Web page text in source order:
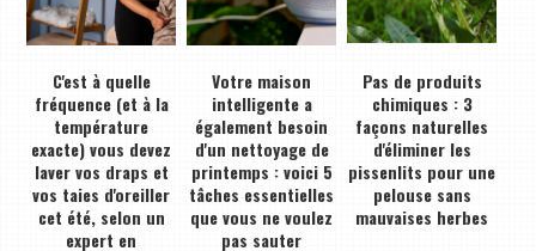
C'est à quelle
fréquence (et à la
température
exacte) vous devez
laver vos draps et
vos taies d'oreiller
cet été, selon un
expert en
Votre maison
intelligente a
également besoin
d'un nettoyage de
printemps : voici 5
tâches essentielles
que vous ne voulez
pas sauter
Pas de produits
chimiques : 3
façons naturelles
d'éliminer les
pissenlits pour une
pelouse sans
mauvaises herbes